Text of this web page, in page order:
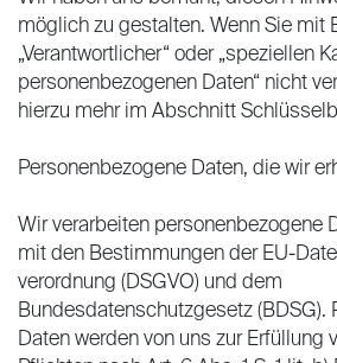
möglich zu gestalten. Wenn Sie mit
„Verantwortlicher“ oder „speziellen
personenbezogenen Daten“ nicht
hierzu mehr im Abschnitt
Personenbezogene Daten, die wir
Wir verarbeiten personenbezogene
mit den Bestimmungen der EU-
verordnung (DSGVO) und dem
Bundesdatenschutzgesetz (BDSG).
Daten werden von uns zur Erfüllung